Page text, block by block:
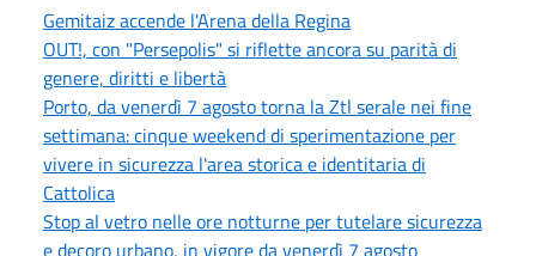
Gemitaiz accende l'Arena della Regina
OUT!, con "Persepolis" si riflette ancora su parità di
genere, diritti e libertà
Porto, da venerdì 7 agosto torna la Ztl serale nei fine
settimana: cinque weekend di sperimentazione per
vivere in sicurezza l'area storica e identitaria di
Cattolica
Stop al vetro nelle ore notturne per tutelare sicurezza
e decoro urbano, in vigore da venerdì 7 agosto